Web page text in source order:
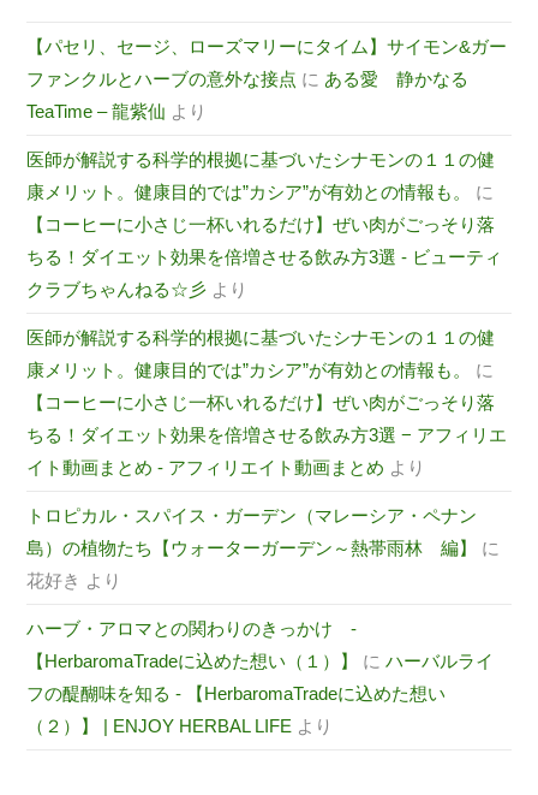
【パセリ、セージ、ローズマリーにタイム】サイモン&ガー
ファンクルとハーブの意外な接点 に ある愛 静かなる
TeaTime – 龍紫仙 より
医師が解説する科学的根拠に基づいたシナモンの１１の健
康メリット。健康目的では”カシア”が有効との情報も。
に
【コーヒーに小さじ一杯いれるだけ】ぜい肉がごっそり落
ちる！ダイエット効果を倍増させる飲み方3選 - ビューティ
クラブちゃんねる☆彡 より
医師が解説する科学的根拠に基づいたシナモンの１１の健
康メリット。健康目的では”カシア”が有効との情報も。
に
【コーヒーに小さじ一杯いれるだけ】ぜい肉がごっそり落
ちる！ダイエット効果を倍増させる飲み方3選 − アフィリエ
イト動画まとめ - アフィリエイト動画まとめ より
トロピカル・スパイス・ガーデン（マレーシア・ペナン
島）の植物たち【ウォーターガーデン～熱帯雨林 編】
に
花好き より
ハーブ・アロマとの関わりのきっかけ -
【HerbaromaTradeに込めた想い（１）】
にハーバルライ
フの醍醐味を知る - 【HerbaromaTradeに込めた想い
（２）】 | ENJOY HERBAL LIFE より